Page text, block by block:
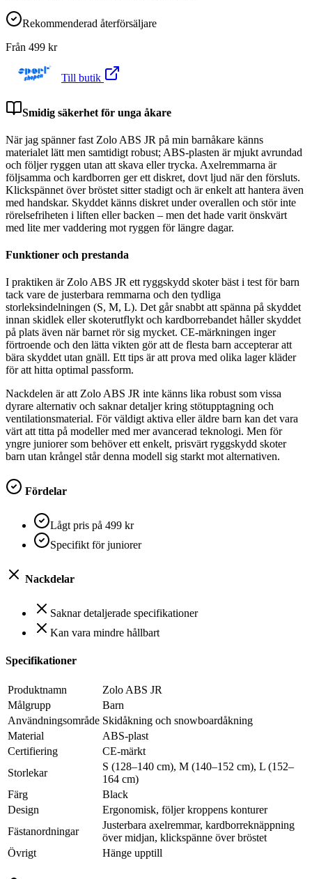
Rekommenderad återförsäljare
Från 499 kr
Till butik
Smidig säkerhet för unga åkare
När jag spänner fast Zolo ABS JR på min barnåkare känns
materialet lätt men samtidigt robust; ABS-plasten är mjukt avrundad
och följer ryggen utan att skava eller trycka. Axelremmarna är
följsamma och kardborren ger ett diskret, dovt ljud när den försluts.
Klickspännet över bröstet sitter stadigt och är enkelt att hantera även
med handskar. Skyddet känns diskret under overallen och stör inte
rörelsefriheten i liften eller backen – men det hade varit önskvärt
med lite mer vaddering mot ryggen för längre dagar.
Funktioner och prestanda
I praktiken är Zolo ABS JR ett ryggskydd skoter bäst i test för barn
tack vare de justerbara remmarna och den tydliga
storleksindelningen (S, M, L). Det går snabbt att spänna på skyddet
innan skidlek eller skoterutflykt och kardborrebandet håller skyddet
på plats även när barnet rör sig mycket. CE-märkningen inger
förtroende och den lätta vikten gör att de flesta barn accepterar att
bära skyddet utan gnäll. Ett tips är att prova med olika lager kläder
för att hitta optimal passform.
Nackdelen är att Zolo ABS JR inte känns lika robust som vissa
dyrare alternativ och saknar detaljer kring stötupptagning och
ventilationsmaterial. För väldigt aktiva eller äldre barn kan det vara
värt att titta på modeller med mer avancerad teknologi. Men för
yngre juniorer som behöver ett enkelt, prisvärt ryggskydd skoter
barn utan krångel står denna modell sig starkt mot alternativen.
Fördelar
Lågt pris på 499 kr
Specifikt för juniorer
Nackdelar
Saknar detaljerade specifikationer
Kan vara mindre hållbart
Specifikationer
Produktnamn
Zolo ABS JR
Målgrupp
Barn
Användningsområde Skidåkning och snowboardåkning
Material
ABS-plast
Certifiering
CE-märkt
Storlekar
S (128–140 cm), M (140–152 cm), L (152–
164 cm)
Färg
Black
Design
Ergonomisk, följer kroppens konturer
Fästanordningar
Justerbara axelremmar, kardborreknäppning
över midjan, klickspänne över bröstet
Övrigt
Hänge upptill